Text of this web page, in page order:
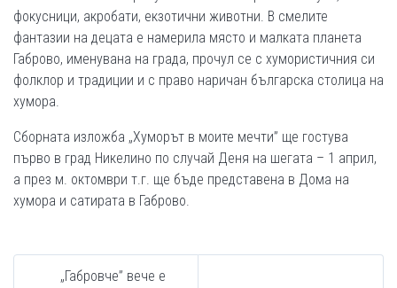
фокусници, акробати, екзотични животни. В смелите
фантазии на децата е намерила място и малката планета
Габрово, именувана на града, прочул се с хумористичния си
фолклор и традиции и с право наричан българска столица на
хумора.
Сборната изложба „Хуморът в моите мечти” ще гостува
първо в град Никелино по случай Деня на шегата – 1 април,
а през м. октомври т.г. ще бъде представена в Дома на
хумора и сатирата в Габрово.
„Габровче” вече е